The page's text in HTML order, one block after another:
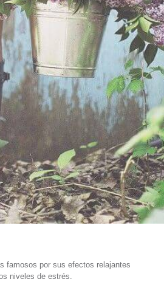
famosos por sus efectos relajantes
niveles de estrés.